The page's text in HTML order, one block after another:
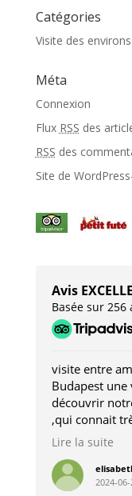
Catégories
Visite des
Méta
Connexion
Flux RSS des
RSS des
Site de
Avis
Basée sur 256
visite entre
Budapest
découvrir
,qui connait
qui nous a
pour les
nous étions
Lire la suite
2024-06-